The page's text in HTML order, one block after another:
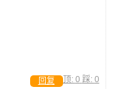
顶: 0 踩: 0
回复